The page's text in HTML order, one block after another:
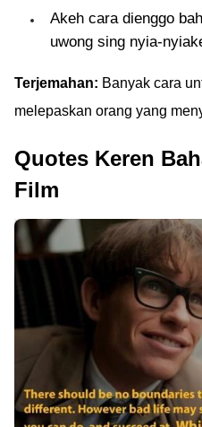
Akeh cara dienggo
uwong sing nyia-
Terjemahan: Banyak cara
melepaskan orang yang
Quotes Keren
Film